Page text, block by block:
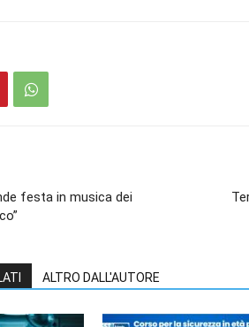
festa in musica dei
ALTRO DALL'AUTORE